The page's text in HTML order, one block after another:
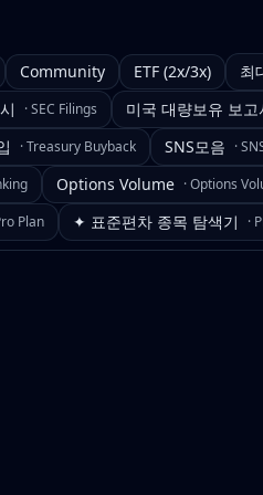
Community ETF (2x/3x) 최
·SEC Filings 미국 대량보유 보고
·Treasury Buyback SNS모음 ·
Options Volume ·Options
Plan ✦ 표준편차 종목 탐색기 ·